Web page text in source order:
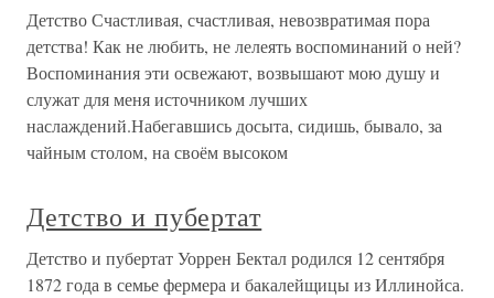
Детство Счастливая, счастливая, невозвратимая пора
детства! Как не любить, не лелеять воспоминаний о ней?
Воспоминания эти освежают, возвышают мою душу и
служат для меня источником лучших
наслаждений.Набегавшись досыта, сидишь, бывало, за
чайным столом, на своём высоком
Детство и пубертат
Детство и пубертат Уоррен Бектал родился 12 сентября
1872 года в семье фермера и бакалейщицы из Иллинойса.